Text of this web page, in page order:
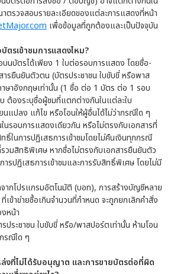
ตรวจสอบรายละเอียดของแต่ละการแสดงที่หน้า
เพื่อข้อมูลที่ถูกต้องและเป็นปัจจุบัน
ตรเข้าชมการแสดงไหม?
บนบัตรได้เพียง 1 ใบต่อรอบการแสดง โดยชื่อ-
รยืนยันตัวตน (บัตรประชาชน ใบขับขี่ หรือพาส
ษาอังกฤษเท่านั้น (1 ชื่อ ต่อ 1 บัตร ต่อ 1 รอบ
ต้องระบุชื่อผู้ชมที่แตกต่างกันในแต่ละใบ
แปลง แก้ไข หรือโอนให้ผู้อื่นได้ไม่ว่ากรณีใด ๆ
นรอบการแสดงเดียวกัน หรือไม่ตรงกับเอกสารที่
ในการปฏิเสธการเข้าชมโดยไม่คืนเงินทุกกรณี
มสิทธิพิเศษ หากชื่อไม่ตรงกับเอกสารยืนยันตัว
รปฏิเสธการเข้าชมและการรับสิทธิ์พิเศษ โดยไม่มี
ากโปรแกรมอัตโนมัติ (บอท), การสร้างบัญชีหลาย
เข้าข่ายซื้อเกินจำนวนที่กำหนด จะถูกยกเลิกคำสั่ง
หน้า
ระชาชน ใบขับขี่ หรือ/พาสปอร์ตเท่านั้น ห้ามโอน
รณีใด ๆ
งที่ไม่ได้รับอนุญาต และการขายบัตรต่อที่ผิด